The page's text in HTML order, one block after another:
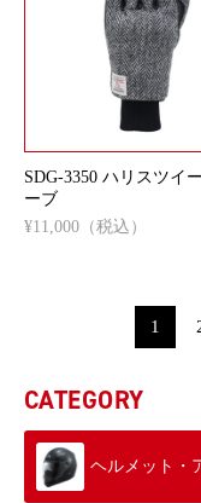
SDG-3350 ハリスツイ
ーブ
¥11,000（税込）
1
CATEGORY
ヘルメット・